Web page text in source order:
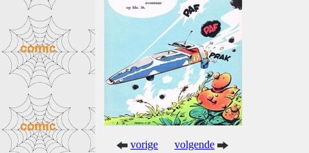
vorige volgende